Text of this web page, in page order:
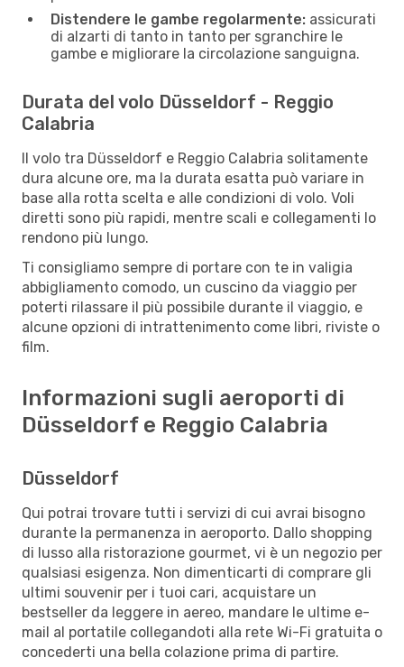
Distendere le gambe regolarmente: assicurati
di alzarti di tanto in tanto per sgranchire le
gambe e migliorare la circolazione sanguigna.
Durata del volo Düsseldorf - Reggio
Calabria
Il volo tra Düsseldorf e Reggio Calabria solitamente
dura alcune ore, ma la durata esatta può variare in
base alla rotta scelta e alle condizioni di volo. Voli
diretti sono più rapidi, mentre scali e collegamenti lo
rendono più lungo.
Ti consigliamo sempre di portare con te in valigia
abbigliamento comodo, un cuscino da viaggio per
poterti rilassare il più possibile durante il viaggio, e
alcune opzioni di intrattenimento come libri, riviste o
film.
Informazioni sugli aeroporti di
Düsseldorf e Reggio Calabria
Düsseldorf
Qui potrai trovare tutti i servizi di cui avrai bisogno
durante la permanenza in aeroporto. Dallo shopping
di lusso alla ristorazione gourmet, vi è un negozio per
qualsiasi esigenza. Non dimenticarti di comprare gli
ultimi souvenir per i tuoi cari, acquistare un
bestseller da leggere in aereo, mandare le ultime e-
mail al portatile collegandoti alla rete Wi-Fi gratuita o
concederti una bella colazione prima di partire.